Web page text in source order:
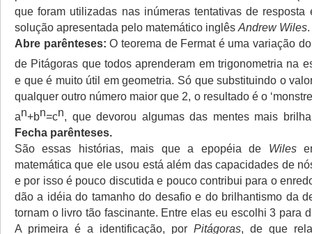
que foram utilizadas nas inúmeras tentativas de resposta
solução apresentada pelo matemático inglês Andrew Wiles.
Abre parênteses: O teorema de Fermat é uma variação
de Pitágoras que todos aprenderam em trigonometria na
e que é muito útil em geometria. Só que substituindo o
qualquer outro número maior que 2, o resultado é o
an+bn=cn, que devorou algumas das mentes mais
Fecha parênteses.
São essas histórias, mais que a epopéia de Wiles
matemática que ele usou está além das capacidades de
e por isso é pouco discutida e pouco contribui para o
dão a idéia do tamanho do desafio e do brilhantismo da
tornam o livro tão fascinante. Entre elas eu escolhi 3 para
A primeira é a identificação, por Pitágoras, de que